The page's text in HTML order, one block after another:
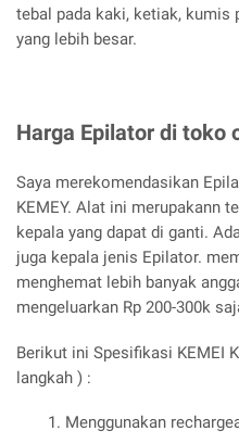
tebal pada kaki, ketiak, kumis
yang lebih besar.
Harga Epilator di toko
Saya merekomendasikan
KEMEY. Alat ini merupakann
kepala yang dapat di ganti.
juga kepala jenis Epilator.
menghemat lebih banyak
mengeluarkan Rp 200-300k
Berikut ini Spesifikasi KEMEI
langkah ) :
Menggunakan